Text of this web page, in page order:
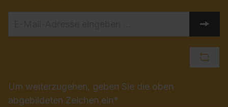
Um weiterzugehen, geben Sie die oben
abgebildeten Zeichen ein*